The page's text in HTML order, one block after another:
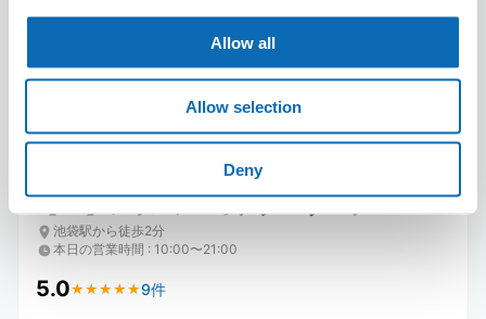
Allow all
Allow selection
Deny
この店舗を予約する
【8F】フォルテ・オクターヴハウス
池袋駅から徒歩2分
本日の営業時間 : 10:00〜21:00
5.0★ ★ ★ ★ ★
★ ★ ★ ★ ★9件